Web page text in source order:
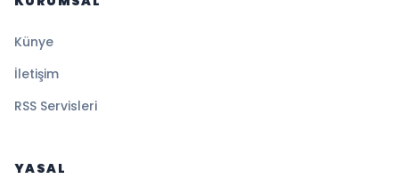
Künye
İletişim
RSS Servisleri
YASAL